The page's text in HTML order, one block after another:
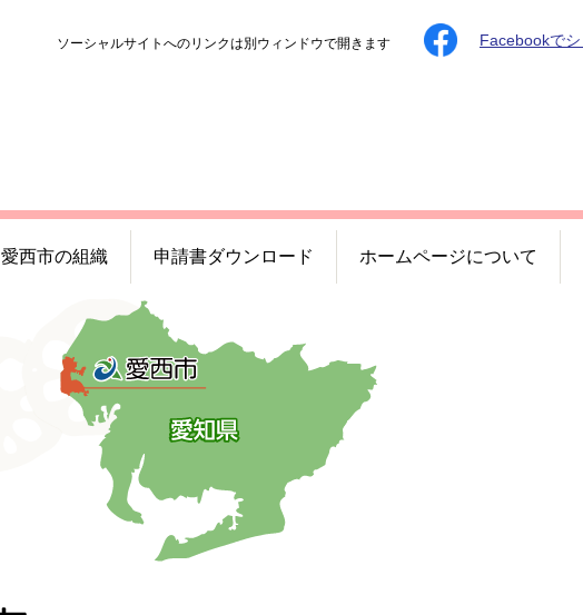
ソーシャルサイトへのリンクは別ウィンドウで開きます Facebookで
愛西市の組織 申請書ダウンロード ホームページについて